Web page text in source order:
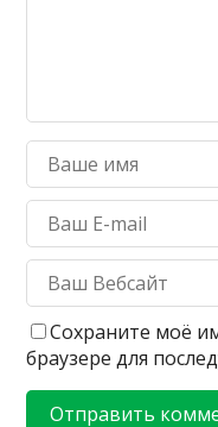
Сохраните моё
браузере для